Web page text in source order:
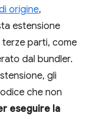
origine,
estensione
parti, come
dal bundler.
gli
che non
eseguire la